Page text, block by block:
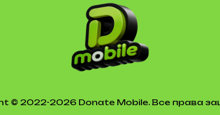
© 2022-2026 Donate Mobile. Все права